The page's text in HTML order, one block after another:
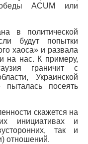
ACUM или
в политической
будут попытки
хаоса» и развала
на нас. К примеру,
граничит с
Украинской
пыталась посеять
скажется на
инициативах и
так и
отношений.